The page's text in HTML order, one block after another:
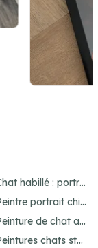
Chat habillé : portraits amusants et uniques
Peintre portrait chien : personnalisez votre animal
Peinture de chat abstrait : idées pour un portrait unique
Peintures chats stylisés : idées originales